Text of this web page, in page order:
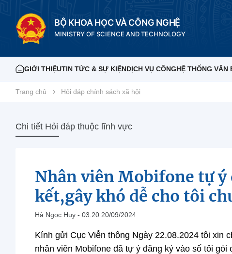
BỘ KHOA HỌC VÀ CÔNG NGHỆ
MINISTRY OF SCIENCE AND TECHNOLOGY
GIỚI THIỆUTIN TỨC & SỰ KIỆNDỊCH VỤ CÔNGHỆ THỐNG VĂN
Trang chủ Hỏi đáp chính sách xã hội
Chi tiết Hỏi đáp thuộc lĩnh vực
Nhân viên Mobifone tự ý
kết,gây khó dễ cho tôi
Hà Ngọc Huy - 03:20 20/09/2024
Kính gửi Cục Viễn thông Ngày 22.08.2024 tôi xin
nhân viên Mobifone đã tự ý đăng ký vào số tôi